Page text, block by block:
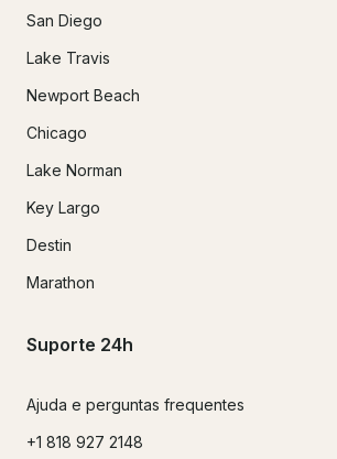
San Diego
Lake Travis
Newport Beach
Chicago
Lake Norman
Key Largo
Destin
Marathon
Suporte 24h
Ajuda e perguntas frequentes
+1 818 927 2148